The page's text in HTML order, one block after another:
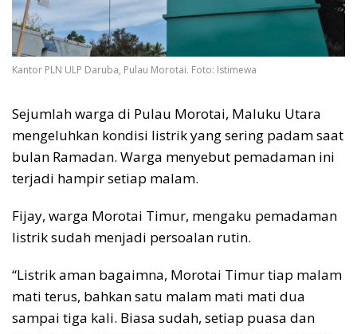
Kantor PLN ULP Daruba, Pulau Morotai. Foto: Istimewa
Sejumlah warga di Pulau Morotai, Maluku Utara
mengeluhkan kondisi listrik yang sering padam saat
bulan Ramadan. Warga menyebut pemadaman ini
terjadi hampir setiap malam.
Fijay, warga Morotai Timur, mengaku pemadaman
listrik sudah menjadi persoalan rutin.
“Listrik aman bagaimna, Morotai Timur tiap malam
mati terus, bahkan satu malam mati mati dua
sampai tiga kali. Biasa sudah, setiap puasa dan